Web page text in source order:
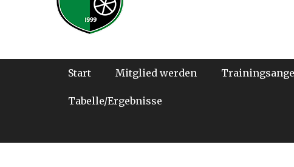
Hauptmenü
Start Mitglied werden
Tabelle/Ergebnisse